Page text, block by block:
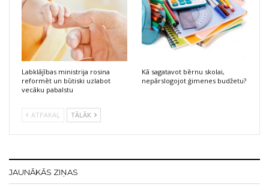
Labklājības ministrija rosina
reformēt un būtiski uzlabot
vecāku pabalstu
Kā sagatavot bērnu skolai,
nepārslogojot ģimenes budžetu?
ATPAKAĻ TĀLĀK
JAUNĀKĀS ZIŅAS